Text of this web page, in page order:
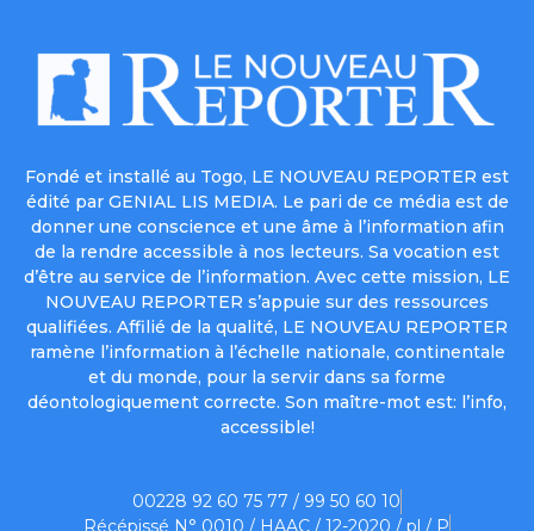
Fondé et installé au Togo, LE NOUVEAU REPORTER est
édité par GENIAL LIS MEDIA. Le pari de ce média est de
donner une conscience et une âme à l’information afin
de la rendre accessible à nos lecteurs. Sa vocation est
d’être au service de l’information. Avec cette mission, LE
NOUVEAU REPORTER s’appuie sur des ressources
qualifiées. Affilié de la qualité, LE NOUVEAU REPORTER
ramène l’information à l’échelle nationale, continentale
et du monde, pour la servir dans sa forme
déontologiquement correcte. Son maître-mot est: l’info,
accessible!
00228 92 60 75 77 / 99 50 60 10
Récépissé N° 0010 / HAAC / 12-2020 / pl / P